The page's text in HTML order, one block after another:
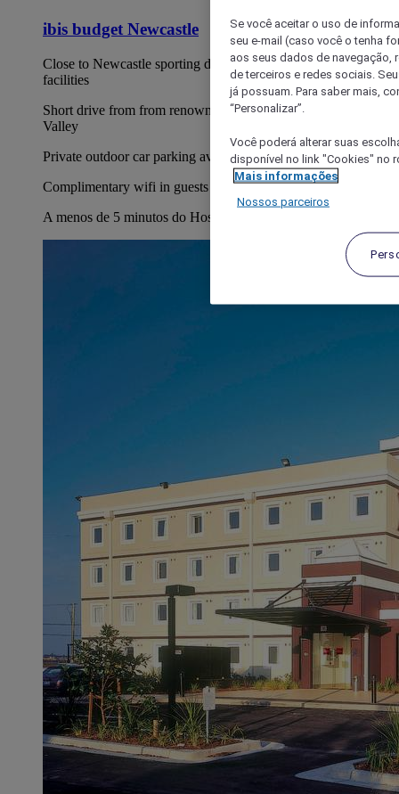
ibis budget Newcastle
Close to Newcastle sporting dining and entertainment
facilities
Short drive from from renowned Wine region The Hunter
Valley
Private outdoor car parking available on-site at the hotel
Complimentary wifi in guests rooms
A menos de 5 minutos do Hospital John Hunter
Se você aceitar o uso de
seu e-mail (caso você o tenha
aos seus dados de navegação,
de terceiros e redes sociais.
já possuam. Para saber mais,
“Personalizar”.
Você poderá alterar suas
disponível no link "Cookies" no
Mais informações
Nossos parceiros